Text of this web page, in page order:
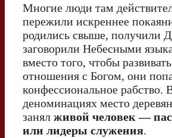
Многие люди там
пережили искреннее
родились свыше, получили
заговорили Небесными
вместо того, чтобы
отношения с Богом, они
конфессиональное рабство.
деноминациях место
занял живой человек —
или лидеры служения.